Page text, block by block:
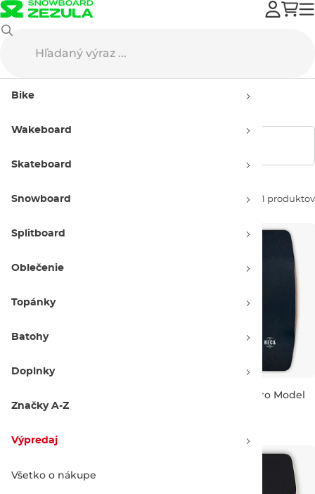
Bike
Wakeboard
Skateboard
Snowboard
Splitboard
Oblečenie
Topánky
Batohy
Doplnky
Značky A-Z
Výpredaj
Všetko o nákupe
Pánske wakeskates
Zoradiť podľa: 11 produktov
HECA Sarah Beuls Pro Model